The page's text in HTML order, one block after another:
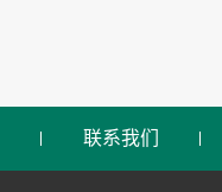
联系我们